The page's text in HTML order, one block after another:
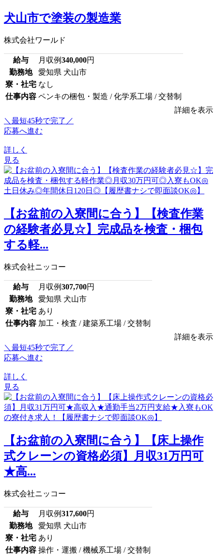
犬山市で塗装の製造業
株式会社ワールド
給与 月収例340,000円
勤務地
愛知県 犬山市
寮・社宅 なし
仕事内容 ペンキの梱包・製造 / 化学系工場 / 交替制
詳細を表示
＼最短45秒で完了／
応募へ進む
詳しく
見る
【お盆前の入寮間に合う】【検査作業
の経験者必見☆】完成品を検査・梱包
する軽...
株式会社ニッコー
給与 月収例307,700円
勤務地
愛知県 犬山市
寮・社宅 あり
仕事内容 加工・検査 / 建築系工場 / 交替制
詳細を表示
＼最短45秒で完了／
応募へ進む
詳しく
見る
【お盆前の入寮間に合う】【床上操作
式クレーンの資格必須】月収31万円可
★高...
株式会社ニッコー
給与 月収例317,600円
勤務地
愛知県 犬山市
寮・社宅 あり
仕事内容 操作・運搬 / 機械系工場 / 交替制